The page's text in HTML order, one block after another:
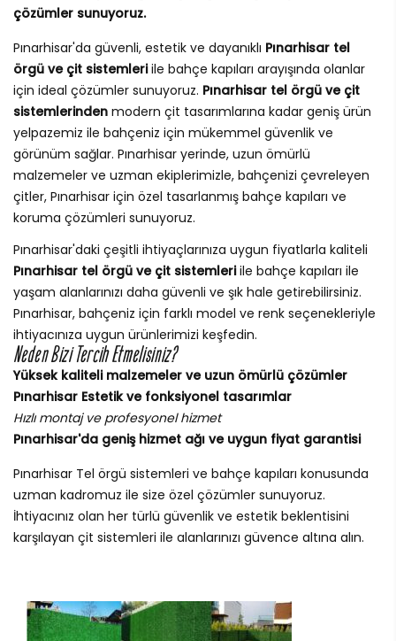
çözümler sunuyoruz.
Pınarhisar'da güvenli, estetik ve dayanıklı Pınarhisar tel
örgü ve çit sistemleriile bahçe kapıları arayışında olanlar
için ideal çözümler sunuyoruz. Pınarhisar tel örgü ve çit
sistemlerinden modern çit tasarımlarına kadar geniş ürün
yelpazemiz ile bahçeniz için mükemmel güvenlik ve
görünüm sağlar. Pınarhisar yerinde, uzun ömürlü
malzemeler ve uzman ekiplerimizle, bahçenizi çevreleyen
çitler, Pınarhisar için özel tasarlanmış bahçe kapıları ve
koruma çözümleri sunuyoruz.
Pınarhisar'daki çeşitli ihtiyaçlarınıza uygun fiyatlarla kaliteli
Pınarhisar tel örgü ve çit sistemleriile bahçe kapıları ile
yaşam alanlarınızı daha güvenli ve şık hale getirebilirsiniz.
Pınarhisar, bahçeniz için farklı model ve renk seçenekleriyle
ihtiyacınıza uygun ürünlerimizi keşfedin.
Neden Bizi Tercih Etmelisiniz?
Yüksek kaliteli malzemeler ve uzun ömürlü çözümler
Pınarhisar Estetik ve fonksiyonel tasarımlar
Hızlı montaj ve profesyonel hizmet
Pınarhisar'da geniş hizmet ağı ve uygun fiyat garantisi
Pınarhisar Tel örgü sistemleri ve bahçe kapıları konusunda
uzman kadromuz ile size özel çözümler sunuyoruz.
İhtiyacınız olan her türlü güvenlik ve estetik beklentisini
karşılayan çit sistemleri ile alanlarınızı güvence altına alın.